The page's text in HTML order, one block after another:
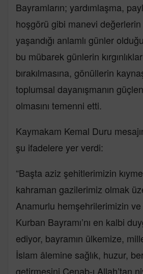
Bayramların; yardımlaşma,
hoşgörü gibi manevi
yaşandığı anlamlı günler
bu mübarek günlerin
bırakılmasına, gönüllerin
toplumsal dayanışmanın
olmasını temenni etti.
Kaymakam Kemal Duru
şu ifadelere yer verdi:
“Başta aziz şehitlerimizin
kahraman gazilerimiz olmak
Anamurlu hemşehrilerimizin
Kurban Bayramı’nı en kalbi
ediyor, bayramın ülkemize,
İslam âlemine sağlık, huzur,
getirmesini Cenab-ı Allah’tan